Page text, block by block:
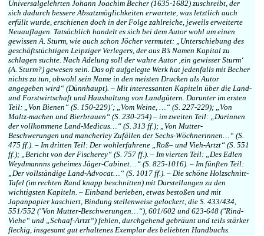
Universalgelehrten Johann Joachim Becher (1635-1682) zuschreibt, der
sich dadurch bessere Absatzmöglichkeiten erwartete, was letztlich auch
erfüllt wurde, erschienen doch in der Folge zahlreiche, jeweils erweiterte
Neuauflagen. Tatsächlich handelt es sich bei dem Autor wohl um einen
gewissen A. Sturm, wie auch schon Jöcher vermutet: „Unterschiebung des
geschäftstüchtigen Leipziger Verlegers, der aus B’s Namen Kapital zu
schlagen suchte. Nach Adelung soll der wahre Autor ‚ein gewisser Sturm‘
(A. Sturm?) gewesen sein. Das oft aufgelegte Werk hat jedenfalls mit Becher
nichts zu tun, obwohl sein Name in den meisten Drucken als Autor
angegeben wird“ (Dünnhaupt). – Mit interessanten Kapiteln über die Land-
und Forstwirtschaft und Haushaltung von Landgütern. Darunter im ersten
Teil: „Von Bienen“ (S. 150-229)´; „Vom Weine, …“ (S. 227-229); „Von
Maltz-machen und Bierbrauen“ (S. 230-254) – im zweiten Teil: „Darinnen
der vollkommene Land-Medicus…“ (S. 313 ff.); „Von Mutter-
Beschwerungen und mancherley Zufällen der Sechs-Wöchnerinnen…“ (S.
475 ff.). – Im dritten Teil: Der wohlerfahrene „Roß– und Vieh-Artzt“ (S. 551
ff.); „Bericht von der Fischerey“ (S. 757 ff.). – Im vierten Teil: „Des Edlen
Weydmannns geheimes Jäger-Cabinet…“ (S. 825-1016). – Im fünften Teil:
„Der vollständige Land-Advocat…“ (S. 1017 ff.). – Die schöne Holzschnitt-
Tafel (im rechten Rand knapp beschnitten) mit Darstellungen zu den
wichtigsten Kapiteln. – Einband berieben, etwas bestoßen und mit
Japanpapier kaschiert, Bindung stellenweise gelockert, die S. 433/434,
551/552 (″Von Mutter-Beschwerungen…“), 601/602 und 623-648 (″Rind-
Viehe“ und „Schaaf-Artzt“) fehlen, durchgehend gebräunt und teils stärker
fleckig, insgesamt gut erhaltenes Exemplar des beliebten Handbuchs.